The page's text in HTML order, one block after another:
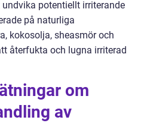
potentiellt irriterande
på naturliga
kokosolja, sheasmör och
återfukta och lugna irriterad
om
av